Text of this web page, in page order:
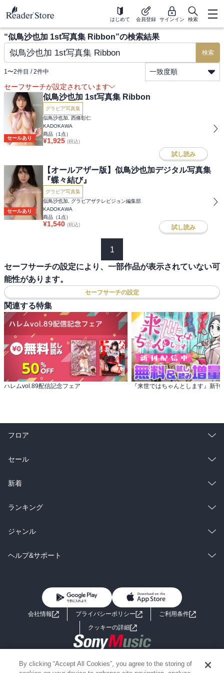
はじめて 会員登録 サインイン 検索
“似鳥沙也加 1st写真集 Ribbon”の検索結果
検索
1〜2件目 / 2件中
一致度順
セーフサーチが設定されています
セールあり
似鳥沙也加 1st写真集 Ribbon
グラビア写真集
似鳥沙也加, 西條彰仁
KADOKAWA
商品（1 点）
¥1,925 (税込)
試し読み
セールあり
【オールアザー版】似鳥沙也加デジタル写真集
『蝶々結び』
グラビア写真集
似鳥沙也加, グラビアザテレビジョン編集部
KADOKAWA
商品（1 点）
¥1,540 (税込) 試し読み
1
セーフサーチの設定により、一部作品が表示されていない可
能性があります。
セーフサーチの設定
関連する特集
ハレムvol.89配信記念フェア
フロア
総合
ラノベ
雑誌・グラビア
BL・TL
セール
総合
ラノベ
雑誌・グラビア
BL・TL
新着
総合
ラノベ
雑誌・グラビア
ランキング
総合
ラノベ
ジャンル
コミック
ライトノベル 男子向けラノベ
小説
海外小説
ミステリー SF
ヘルプ&サポート
よくあるご質問 お問い合わせ
会社情報 プライバシーポリシー
ご利用条件
クッキーの詳細
Copyright 2017 - 2026 Sony Music Entertainment(Japan) Inc.
Information on the site is for the Japan domestic market only
By clicking “Accept All Cookies”, you agree to the storing of